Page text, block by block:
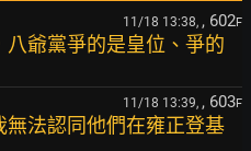
11/18 13:38, , 602F
爺黨爭的是皇位、爭的
11/18 13:39, , 603F
法認同他們在雍正登基